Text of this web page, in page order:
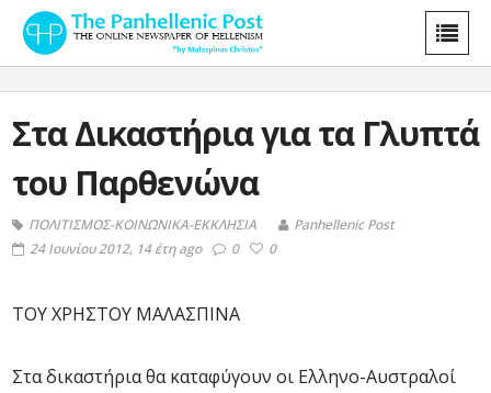
Στα Δικαστήρια για τα Γλυπτά
του Παρθενώνα
ΠΟΛΙΤΙΣΜΟΣ-ΚΟΙΝΩΝΙΚΑ-ΕΚΚΛΗΣΙΑ
Panhellenic Post
24 Ιουνίου 2012, 14 έτη ago
0 0
ΤΟΥ ΧΡΗΣΤΟΥ ΜΑΛΑΣΠΙΝΑ
Στα δικαστήρια θα καταφύγουν οι Ελληνο-Αυστραλοί